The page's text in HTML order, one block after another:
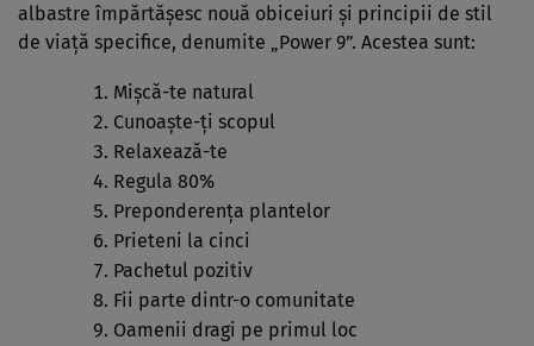
albastre împărtășesc nouă obiceiuri și principii de stil
de viață specifice, denumite „Power 9”. Acestea sunt:
Mișcă-te natural
Cunoaște-ți scopul
Relaxează-te
Regula 80%
Preponderența plantelor
Prieteni la cinci
Pachetul pozitiv
Fii parte dintr-o comunitate
Oamenii dragi pe primul loc